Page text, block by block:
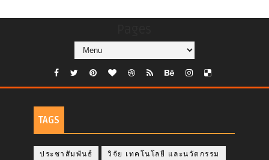
TAGS
ประชาสัมพันธ์ วิจัย เทคโนโลยี และนวัตกรรม